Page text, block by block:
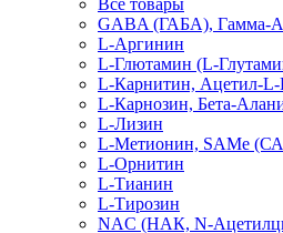
Все товары
GABA (ГАБА), Гамма-
L-Аргинин
L-Глютамин (L-
L-Карнитин, Ацетил-L-
L-Карнозин, Бета-
L-Лизин
L-Метионин, SAMe
L-Орнитин
L-Тианин
L-Тирозин
NAC (НАК, N-